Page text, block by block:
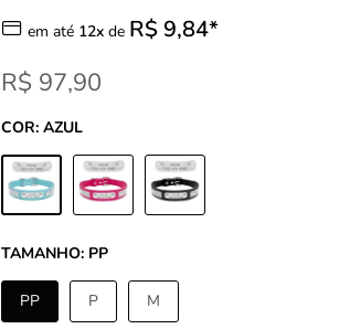
em até 12x de R$ 9,84*
R$ 97,90
COR: AZUL
TAMANHO: PP
PP P M